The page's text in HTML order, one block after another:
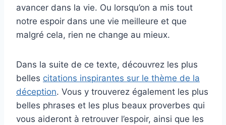
avancer dans la vie. Ou lorsqu’on a mis tout
notre espoir dans une vie meilleure et que
malgré cela, rien ne change au mieux.
Dans la suite de ce texte, découvrez les plus
belles citations inspirantes sur le thème de la
déception. Vous y trouverez également les plus
belles phrases et les plus beaux proverbes qui
vous aideront à retrouver l’espoir, ainsi que les